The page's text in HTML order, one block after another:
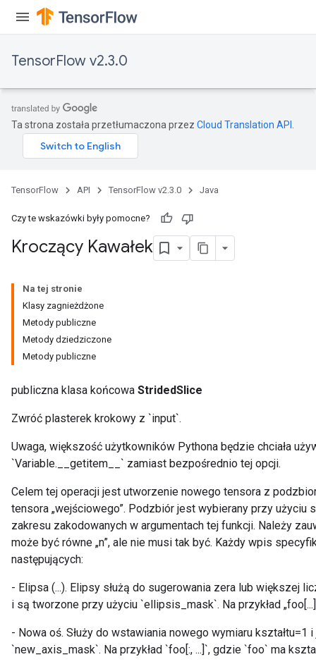
TensorFlow v2.3.0
Ta strona została przetłumaczona przez Cloud Translation API
TensorFlow API TensorFlow v2.3.0 Java
Czy te wskazówki były pomocne?
Kroczący Kawałek
Na tej stronie
Klasy zagnieżdżone
Metody publiczne
Metody dziedziczone
Metody publiczne
publiczna klasa końcowa StridedSlice
Zwróć plasterek krokowy z `input`.
Uwaga, większość użytkowników Pythona będzie chciała
`Variable.__getitem__` zamiast bezpośrednio tej opcji.
Celem tej operacji jest utworzenie nowego tensora z
tensora „wejściowego”. Podzbiór jest wybierany przy użyciu
zakresu zakodowanych w argumentach tej funkcji. Należy
może być równe „n”, ale nie musi tak być. Każdy wpis
następujących:
- Elipsa (...). Elipsy służą do sugerowania zera lub większej
i są tworzone przy użyciu `ellipsis_mask`. Na przykład
- Nowa oś. Służy do wstawiania nowego wymiaru
`new_axis_mask`. Na przykład `foo[:, ...]`, gdzie `foo` ma